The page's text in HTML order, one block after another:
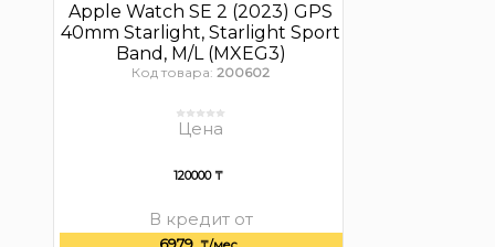
Apple Watch SE 2 (2023) GPS
40mm Starlight, Starlight Sport
Band, M/L (MXEG3)
Код товара: 200602
Цена
120000 ₸
В кредит от